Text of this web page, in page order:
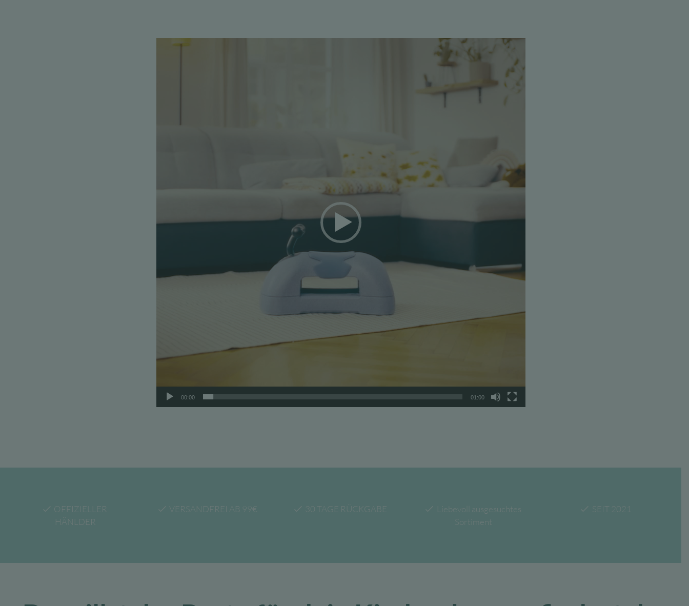
00:00 01:00
OFFIZIELLER
HÄNLDER
VERSANDFREI AB 99€ 30 TAGE RÜCKGABE
Liebevoll ausgesuchtes
Sortiment
SEIT 2021